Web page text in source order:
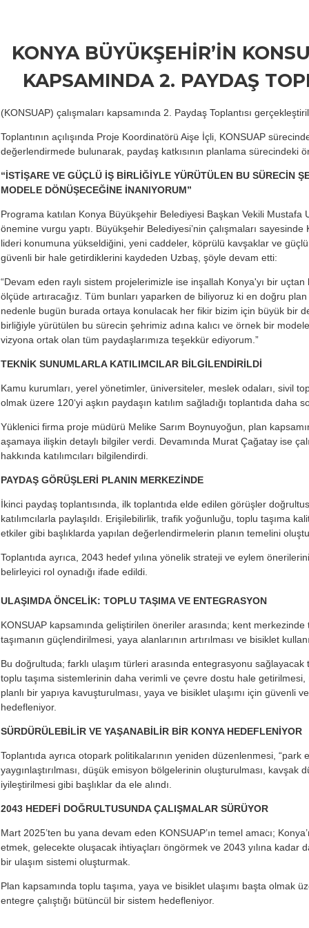
KONYA BÜYÜKŞEHİR’İN
KAPSAMINDA 2. PAYDAŞ
(KONSUAP) çalışmaları kapsamında 2. Paydaş Toplantısı
Toplantının açılışında Proje Koordinatörü Aişe İçli, KONSUAP
değerlendirmede bulunarak, paydaş katkısının planlama sürecindeki
“İSTİŞARE VE GÜÇLÜ İŞ BİRLİĞİYLE YÜRÜTÜLEN BU SÜRECİN
MODELE DÖNÜŞECEĞİNE İNANIYORUM”
Programa katılan Konya Büyükşehir Belediyesi Başkan Vekili Mustafa
önemine vurgu yaptı. Büyükşehir Belediyesi’nin çalışmaları sayesinde
lideri konumuna yükseldiğini, yeni caddeler, köprülü kavşaklar ve güçlü
güvenli bir hale getirdiklerini kaydeden Uzbaş, şöyle devam etti:
“Devam eden raylı sistem projelerimizle ise inşallah Konya'yı bir
ölçüde artıracağız. Tüm bunları yaparken de biliyoruz ki en doğru
nedenle bugün burada ortaya konulacak her fikir bizim için büyük bir
birliğiyle yürütülen bu sürecin şehrimiz adına kalıcı ve örnek bir
vizyona ortak olan tüm paydaşlarımıza teşekkür ediyorum.”
TEKNİK SUNUMLARLA KATILIMCILAR BİLGİLENDİRİLDİ
Kamu kurumları, yerel yönetimler, üniversiteler, meslek odaları, sivil
olmak üzere 120‘yi aşkın paydaşın katılım sağladığı toplantıda
Yüklenici firma proje müdürü Melike Sarım Boynuyoğun, plan
aşamaya ilişkin detaylı bilgiler verdi. Devamında Murat Çağatay ise
hakkında katılımcıları bilgilendirdi.
PAYDAŞ GÖRÜŞLERİ PLANIN MERKEZİNDE
İkinci paydaş toplantısında, ilk toplantıda elde edilen görüşler
katılımcılarla paylaşıldı. Erişilebilirlik, trafik yoğunluğu, toplu taşıma
etkiler gibi başlıklarda yapılan değerlendirmelerin planın temelini
Toplantıda ayrıca, 2043 hedef yılına yönelik strateji ve eylem
belirleyici rol oynadığı ifade edildi.
ULAŞIMDA ÖNCELİK: TOPLU TAŞIMA VE ENTEGRASYON
KONSUAP kapsamında geliştirilen öneriler arasında; kent
taşımanın güçlendirilmesi, yaya alanlarının artırılması ve bisiklet
Bu doğrultuda; farklı ulaşım türleri arasında entegrasyonu
toplu taşıma sistemlerinin daha verimli ve çevre dostu hale
planlı bir yapıya kavuşturulması, yaya ve bisiklet ulaşımı için güvenli
hedefleniyor.
SÜRDÜRÜLEBİLİR VE YAŞANABİLİR BİR KONYA HEDEFLENİYOR
Toplantıda ayrıca otopark politikalarının yeniden düzenlenmesi, “park
yaygınlaştırılması, düşük emisyon bölgelerinin oluşturulması, kavşak
iyileştirilmesi gibi başlıklar da ele alındı.
2043 HEDEFİ DOĞRULTUSUNDA ÇALIŞMALAR SÜRÜYOR
Mart 2025’ten bu yana devam eden KONSUAP’ın temel amacı;
etmek, gelecekte oluşacak ihtiyaçları öngörmek ve 2043 yılına kadar
bir ulaşım sistemi oluşturmak.
Plan kapsamında toplu taşıma, yaya ve bisiklet ulaşımı başta olmak
entegre çalıştığı bütüncül bir sistem hedefleniyor.